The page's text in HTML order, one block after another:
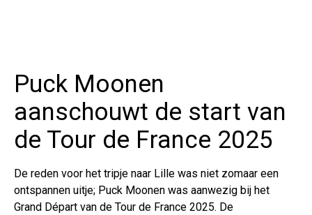
Puck Moonen
aanschouwt de start van
de Tour de France 2025
De reden voor het tripje naar Lille was niet zomaar een
ontspannen uitje; Puck Moonen was aanwezig bij het
Grand Départ van de Tour de France 2025. De